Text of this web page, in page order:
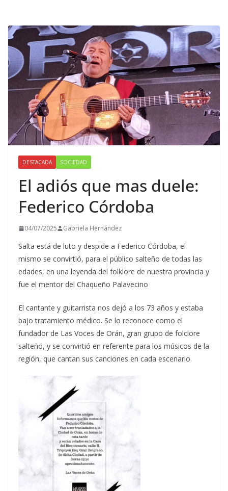
DESTACADA SOCIEDAD
El adiós que mas duele:
Federico Córdoba
04/07/2025 Gabriela Hernández
Salta está de luto y despide a Federico Córdoba, el
mismo se convirtió, para el público salteño de todas las
edades, en una leyenda del folklore de nuestra provincia y
fue el mentor del Chaqueño Palavecino
El cantante y guitarrista nos dejó a los 73 años y estaba
bajo tratamiento médico. Se lo reconoce como el
fundador de Las Voces de Orán, gran grupo de folclore
salteño, y se convirtió en referente para los músicos de la
región, que cantan sus canciones en cada escenario.